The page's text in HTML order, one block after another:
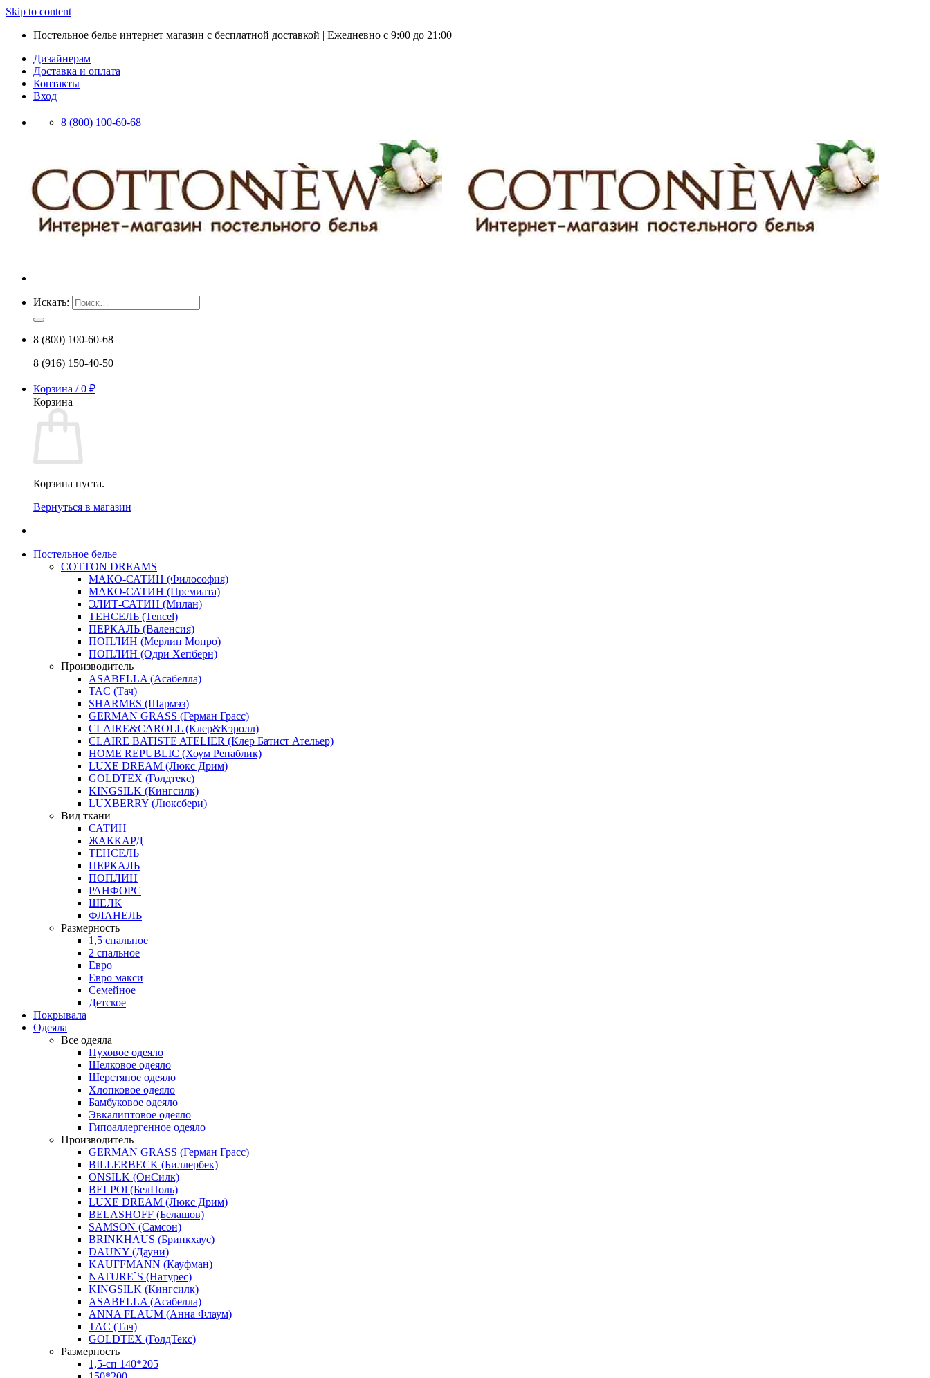
Skip to content
Постельное белье интернет магазин с бесплатной доставкой | Ежедневно с 9:00 до 21:00
Дизайнерам
Доставка и оплата
Контакты
Вход
8 (800) 100-60-68
Искать:
8 (800) 100-60-68
8 (916) 150-40-50
Корзина /0 ₽
Корзина
Корзина пуста.
Вернуться в магазин
Постельное белье
COTTON DREAMS
МАКО-САТИН (Философия)
МАКО-САТИН (Премиата)
ЭЛИТ-САТИН (Милан)
ТЕНСЕЛЬ (Tencel)
ПЕРКАЛЬ (Валенсия)
ПОПЛИН (Мерлин Монро)
ПОПЛИН (Одри Хепберн)
Производитель
ASABELLA (Асабелла)
TAC (Тач)
SHARMES (Шармэз)
GERMAN GRASS (Герман Грасс)
CLAIRE&CAROLL (Клер&Кэролл)
CLAIRE BATISTE ATELIER (Клер Батист Ательер)
HOME REPUBLIC (Хоум Репаблик)
LUXE DREAM (Люкс Дрим)
GOLDTEX (Голдтекс)
KINGSILK (Кингсилк)
LUXBERRY (Люксбери)
Вид ткани
САТИН
ЖАККАРД
ТЕНСЕЛЬ
ПЕРКАЛЬ
ПОПЛИН
РАНФОРС
ШЕЛК
ФЛАНЕЛЬ
Размерность
1,5 спальное
2 спальное
Евро
Евро макси
Семейное
Детское
Покрывала
Одеяла
Все одеяла
Пуховое одеяло
Шелковое одеяло
Шерстяное одеяло
Хлопковое одеяло
Бамбуковое одеяло
Эвкалиптовое одеяло
Гипоаллергенное одеяло
Производитель
GERMAN GRASS (Герман Грасс)
BILLERBECK (Биллербек)
ONSILK (ОнСилк)
BELPOl (БелПоль)
LUXE DREAM (Люкс Дрим)
BELASHOFF (Белашов)
SAMSON (Самсон)
BRINKHAUS (Бринкхаус)
DAUNY (Дауни)
KAUFFMANN (Кауфман)
NATURE`S (Натурес)
KINGSILK (Кингсилк)
ASABELLA (Асабелла)
ANNA FLAUM (Анна Флаум)
TAC (Тач)
GOLDTEX (ГолдТекс)
Размерность
1,5-сп 140*205